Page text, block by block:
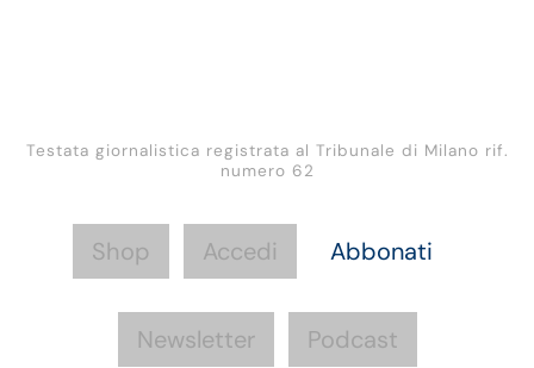
Testata giornalistica registrata al Tribunale di Milano rif.
numero 62
Shop Accedi Abbonati
Newsletter Podcast